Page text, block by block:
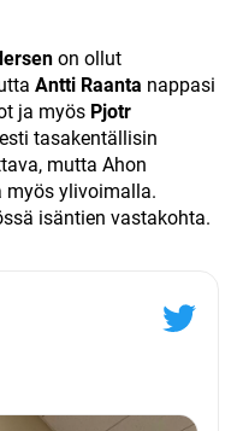
on ollut
Antti Raanta nappasi
ja myös Pjotr
tasakentällisin
mutta Ahon
myös ylivoimalla.
isäntien vastakohta.